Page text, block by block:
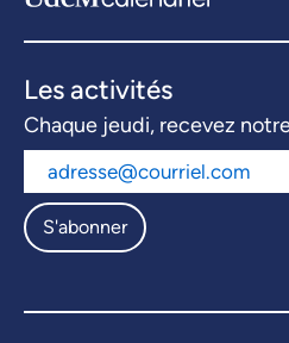
Les activités
Chaque jeudi, recevez
S'abonner